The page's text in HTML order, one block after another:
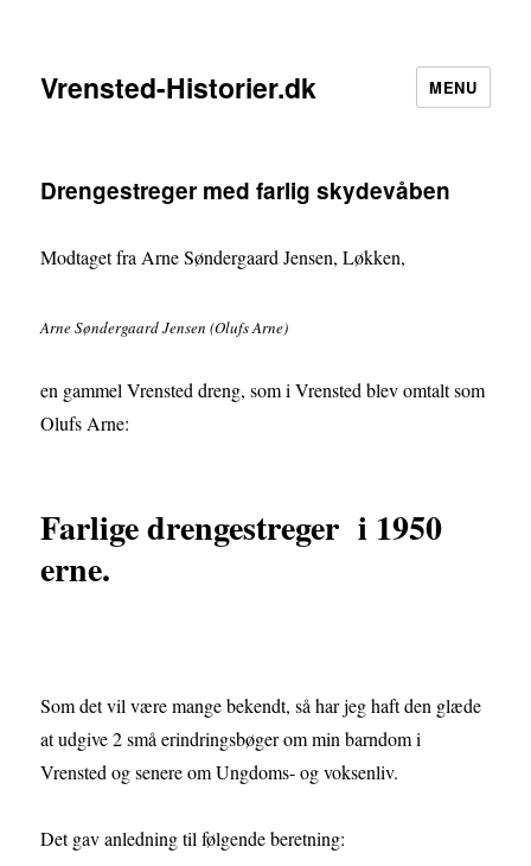
Vrensted-Historier.dk MENU
Drengestreger med farlig skydevåben
Modtaget fra Arne Søndergaard Jensen, Løkken,
Arne Søndergaard Jensen (Olufs Arne)
en gammel Vrensted dreng, som i Vrensted blev omtalt som
Olufs Arne:
Farlige drengestreger i 1950
erne.
Som det vil være mange bekendt, så har jeg haft den glæde
at udgive 2 små erindringsbøger om min barndom i
Vrensted og senere om Ungdoms- og voksenliv.
Det gav anledning til følgende beretning: